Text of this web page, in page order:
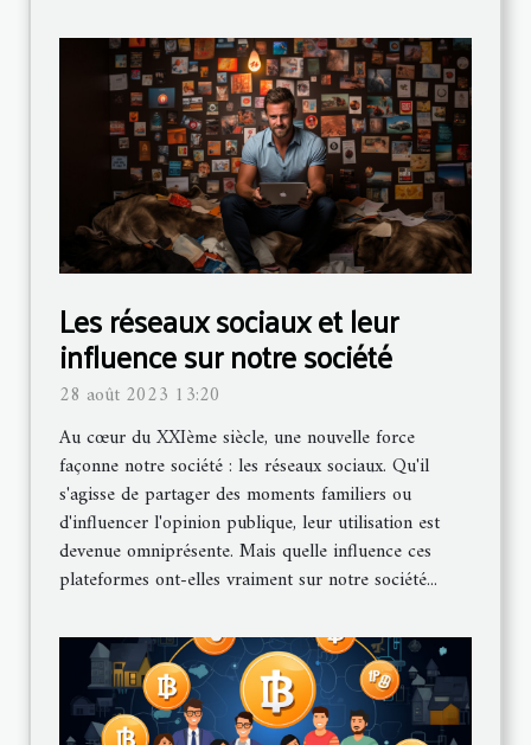
Les réseaux sociaux et leur
influence sur notre société
28 août 2023 13:20
Au cœur du XXIème siècle, une nouvelle force
façonne notre société : les réseaux sociaux. Qu'il
s'agisse de partager des moments familiers ou
d'influencer l'opinion publique, leur utilisation est
devenue omniprésente. Mais quelle influence ces
plateformes ont-elles vraiment sur notre société...